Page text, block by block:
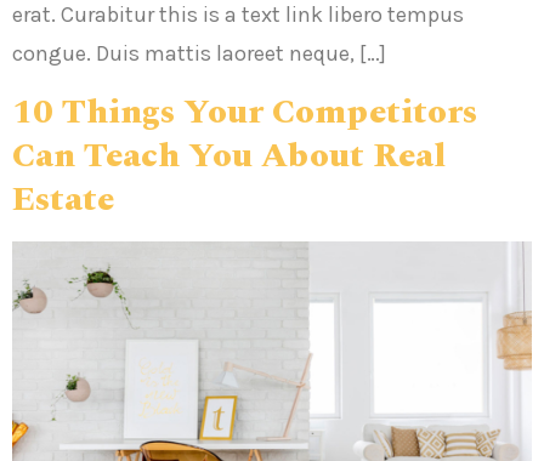
erat. Curabitur this is a text link libero tempus
congue. Duis mattis laoreet neque, […]
10 Things Your Competitors
Can Teach You About Real
Estate